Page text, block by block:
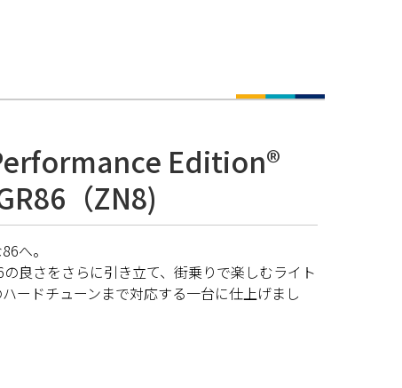
Edition®
（ZN8)
へ。
良さをさらに引き立て、街乗りで楽しむライト
ードチューンまで対応する一台に仕上げまし